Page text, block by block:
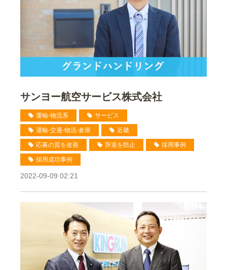
サンヨー航空サービス株式会社
運輸-物流系 サービス
運輸-交通-物流-倉庫 近畿
応募の質を改善 辞退を防止 採用事例
採用成功事例
2022-09-09 02:21